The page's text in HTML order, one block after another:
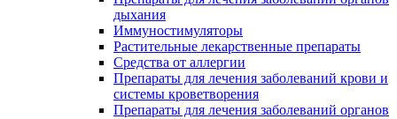
дыхания
Иммуностимуляторы
Растительные лекарственные препараты
Средства от аллергии
Препараты для лечения заболеваний крови и
системы кроветворения
Препараты для лечения заболеваний органов